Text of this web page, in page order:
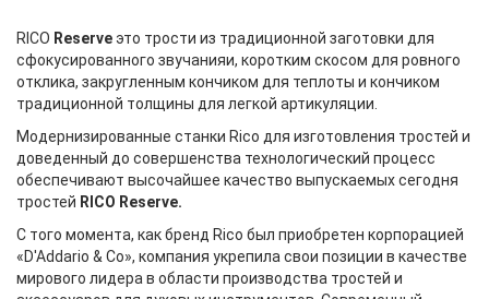
RICO Reserveэто трости из традиционной заготовки для
сфокусированного звучанияи, коротким скосом для ровного
отклика, закругленным кончиком для теплоты и кончиком
традиционной толщины для легкой артикуляции.
Модернизированные станки Rico для изготовления тростей и
доведенный до совершенства технологический процесс
обеспечивают высочайшее качество выпускаемых сегодня
тростей RICO Reserve.
С того момента, как бренд Rico был приобретен корпорацией
«D'Addario & Co», компания укрепила свои позиции в качестве
мирового лидера в области производства тростей и